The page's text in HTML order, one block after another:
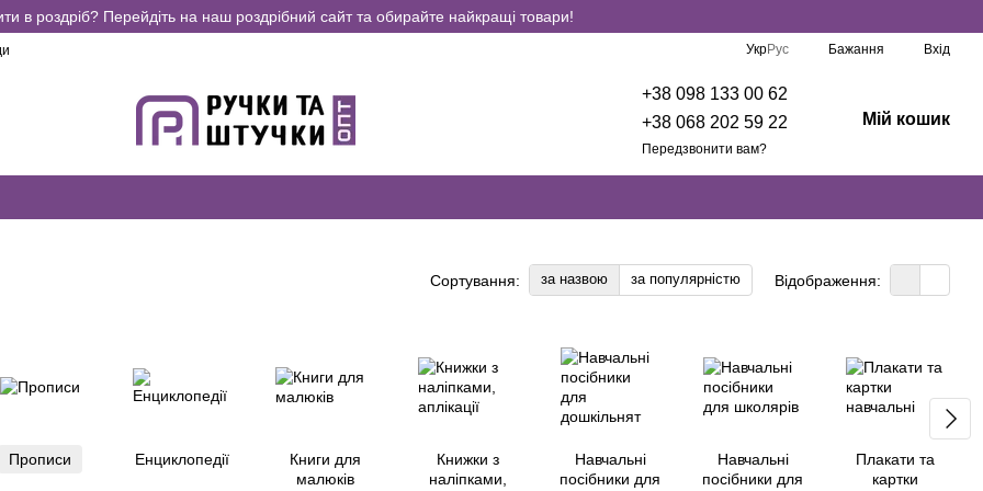
в роздріб? Перейдіть на наш роздрібний сайт та обирайте найкращі товари!
УкрРус Бажання Вхід
+38 098 133 00 62
+38 068 202 59 22
Передзвонити вам?
Мій кошик
Сортування: за назвою за популярністю Відображення:
Прописи Енциклопедії
Книги для
малюків
Книжки з
наліпками,
Навчальні
посібники для
Навчальні
посібники для
Плакати та
картки